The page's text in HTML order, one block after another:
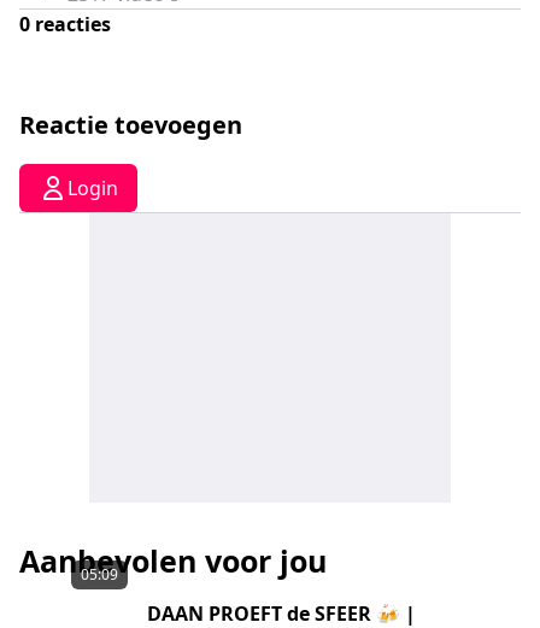
0 reacties
Reactie toevoegen
Login
Aanbevolen voor jou
05:09
DAAN PROEFT de SFEER 🍻 |